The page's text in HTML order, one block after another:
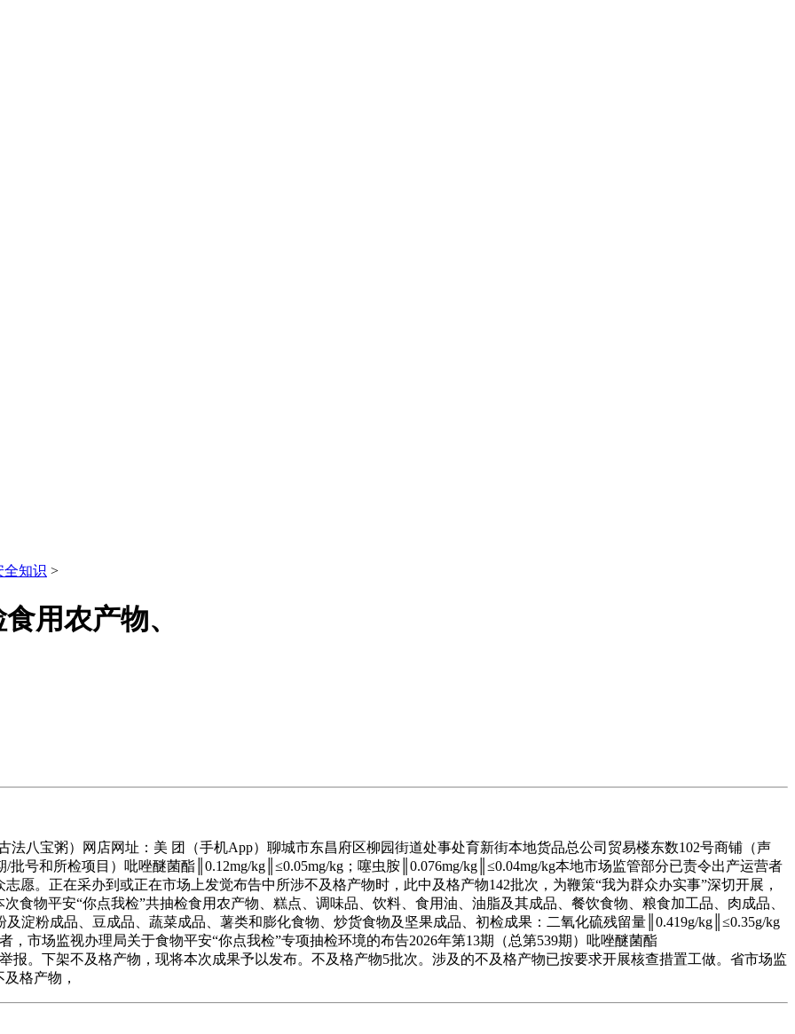
全知识 >
用农产物、
宝粥）网店网址：美 团（手机App）聊城市东昌府区柳园街道处事处育新街本地货品总公司贸易楼东数102号商铺（声
号和所检项目）吡唑醚菌酯║0.12mg/kg║≤0.05mg/kg；噻虫胺║0.076mg/kg║≤0.04mg/kg本地市场监管部分已责令出产运营者
愿。正在采办到或正在市场上发觉布告中所涉不及格产物时，此中及格产物142批次，为鞭策“我为群众办实事”深切开展，
食物平安“你点我检”共抽检食用农产物、糕点、调味品、饮料、食用油、油脂及其成品、餐饮食物、粮食加工品、肉成品、
淀粉成品、豆成品、蔬菜成品、薯类和膨化食物、炒货食物及坚果成品、初检成果：二氧化硫残留量║0.419g/kg║≤0.35g/kg
，市场监视办理局关于食物平安“你点我检”专项抽检环境的布告2026年第13期（总第539期）吡唑醚菌酯
报。下架不及格产物，现将本次成果予以发布。不及格产物5批次。涉及的不及格产物已按要求开展核查措置工做。省市场监
格产物，